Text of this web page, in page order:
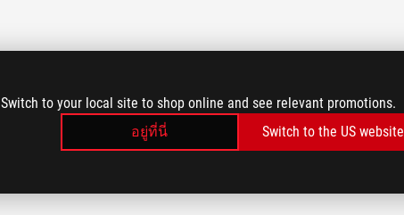
Switch to your local site to shop online and see relevant promotions.
อยู่ที่นี่
Switch to the US website